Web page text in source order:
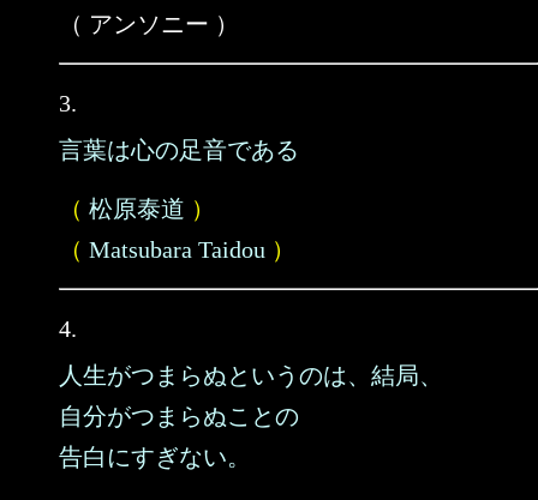
（ アンソニー ）
3.
言葉は心の足音である
（ 松原泰道 ）
（ Matsubara Taidou ）
4.
人生がつまらぬというのは、結局、
自分がつまらぬことの
告白にすぎない。